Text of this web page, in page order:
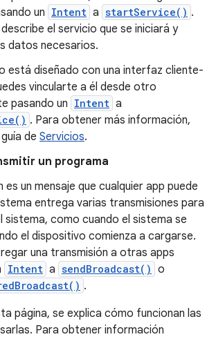
un Intent a startService() .
describe el servicio que se iniciará y
datos necesarios.
está diseñado con una interfaz cliente-
vincularte a él desde otro
pasando un Intent a
. Para obtener más información,
de Servicios.
un programa
es un mensaje que cualquier app puede
entrega varias transmisiones para
sistema, como cuando el sistema se
el dispositivo comienza a cargarse.
una transmisión a otras apps
Intent a sendBroadcast() o
.
página, se explica cómo funcionan las
Para obtener información